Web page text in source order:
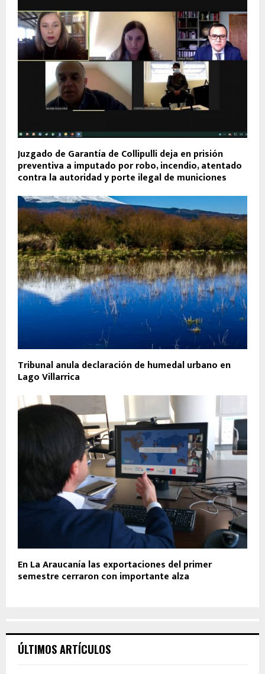
Juzgado de Garantía de Collipulli deja en prisión
preventiva a imputado por robo, incendio, atentado
contra la autoridad y porte ilegal de municiones
Tribunal anula declaración de humedal urbano en
Lago Villarrica
En La Araucanía las exportaciones del primer
semestre cerraron con importante alza
ÚLTIMOS ARTÍCULOS